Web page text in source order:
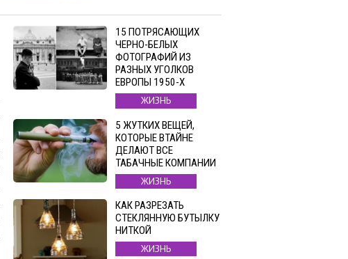
15 ПОТРЯСАЮЩИХ
ЧЕРНО-БЕЛЫХ
ФОТОГРАФИЙ ИЗ
РАЗНЫХ УГОЛКОВ
ЕВРОПЫ 1950-Х
ЖИЗНЬ
5 ЖУТКИХ ВЕЩЕЙ,
КОТОРЫЕ ВТАЙНЕ
ДЕЛАЮТ ВСЕ
ТАБАЧНЫЕ КОМПАНИИ
ЖИЗНЬ
КАК РАЗРЕЗАТЬ
СТЕКЛЯННУЮ БУТЫЛКУ
НИТКОЙ
ЖИЗНЬ